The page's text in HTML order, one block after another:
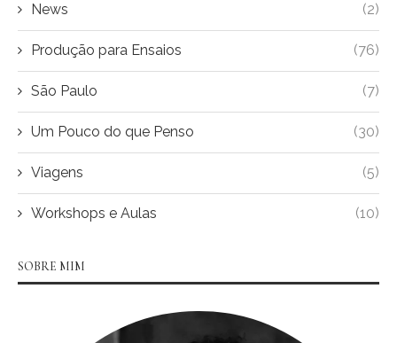
News (2)
Produção para Ensaios (76)
São Paulo (7)
Um Pouco do que Penso (30)
Viagens (5)
Workshops e Aulas (10)
SOBRE MIM